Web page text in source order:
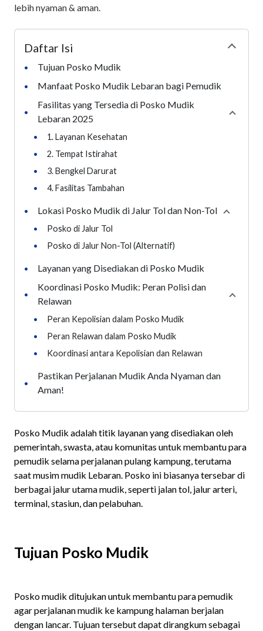
lebih nyaman & aman.
Daftar Isi
•
Tujuan Posko Mudik
• Manfaat Posko Mudik Lebaran bagi Pemudik
•
Fasilitas yang Tersedia di Posko Mudik
Lebaran 2025
•
1. Layanan Kesehatan
•
2. Tempat Istirahat
•
3. Bengkel Darurat
•
4. Fasilitas Tambahan
• Lokasi Posko Mudik di Jalur Tol dan Non-Tol Collapse
•
Posko di Jalur Tol
•
Posko di Jalur Non-Tol (Alternatif)
• Layanan yang Disediakan di Posko Mudik
•
Koordinasi Posko Mudik: Peran Polisi dan
Relawan
•
Peran Kepolisian dalam Posko Mudik
•
Peran Relawan dalam Posko Mudik
•
Koordinasi antara Kepolisian dan Relawan
•
Pastikan Perjalanan Mudik Anda Nyaman dan
Aman!
Posko Mudik adalah titik layanan yang disediakan oleh
pemerintah, swasta, atau komunitas untuk membantu para
pemudik selama perjalanan pulang kampung, terutama
saat musim mudik Lebaran. Posko ini biasanya tersebar di
berbagai jalur utama mudik, seperti jalan tol, jalur arteri,
terminal, stasiun, dan pelabuhan.
Tujuan Posko Mudik
Posko mudik ditujukan untuk membantu para pemudik
agar perjalanan mudik ke kampung halaman berjalan
dengan lancar. Tujuan tersebut dapat dirangkum sebagai